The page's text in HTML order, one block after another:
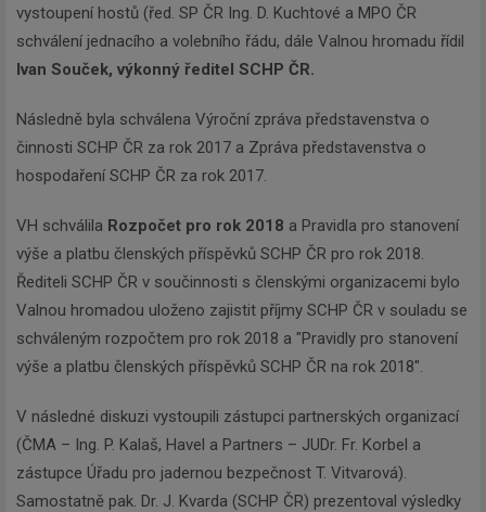
vystoupení hostů (řed. SP ČR Ing. D. Kuchtové a MPO ČR
schválení jednacího a volebního řádu, dále Valnou hromadu řídil
Ivan Souček, výkonný ředitel SCHP ČR.
Následně byla schválena Výroční zpráva představenstva o
činnosti SCHP ČR za rok 2017 a Zpráva představenstva o
hospodaření SCHP ČR za rok 2017.
VH schválila Rozpočet pro rok 2018 a Pravidla pro stanovení
výše a platbu členských příspěvků SCHP ČR pro rok 2018.
Řediteli SCHP ČR v součinnosti s členskými organizacemi bylo
Valnou hromadou uloženo zajistit příjmy SCHP ČR v souladu se
schváleným rozpočtem pro rok 2018 a "Pravidly pro stanovení
výše a platbu členských příspěvků SCHP ČR na rok 2018".
V následné diskuzi vystoupili zástupci partnerských organizací
(ČMA – Ing. P. Kalaš, Havel a Partners – JUDr. Fr. Korbel a
zástupce Úřadu pro jadernou bezpečnost T. Vitvarová).
Samostatně pak. Dr. J. Kvarda (SCHP ČR) prezentoval výsledky